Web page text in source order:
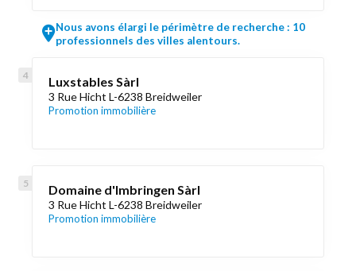
Nous avons élargi le périmètre de recherche : 10
professionnels des villes alentours.
Luxstables Sàrl
3 Rue Hicht L-6238 Breidweiler
Promotion immobilière
Domaine d'Imbringen Sàrl
3 Rue Hicht L-6238 Breidweiler
Promotion immobilière